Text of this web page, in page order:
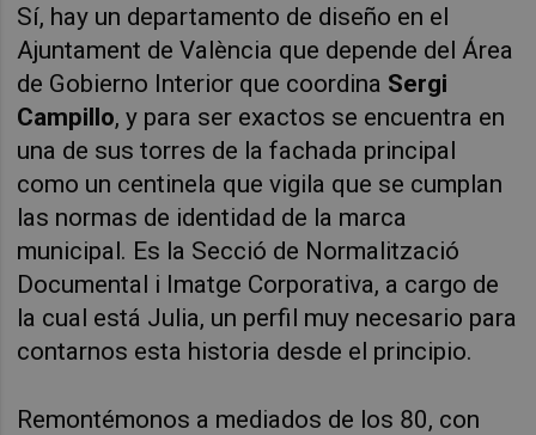
Sí, hay un departamento de diseño en el
Ajuntament de València que depende del Área
de Gobierno Interior que coordina Sergi
Campillo, y para ser exactos se encuentra en
una de sus torres de la fachada principal
como un centinela que vigila que se cumplan
las normas de identidad de la marca
municipal. Es la Secció de Normalització
Documental i Imatge Corporativa, a cargo de
la cual está Julia, un perfil muy necesario para
contarnos esta historia desde el principio.
Remontémonos a mediados de los 80, con